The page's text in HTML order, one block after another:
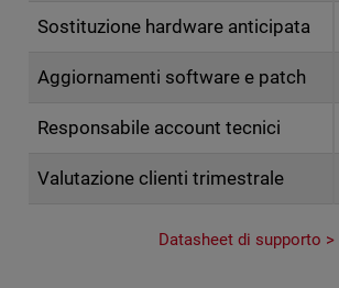
Sostituzione hardware anticipata
Aggiornamenti software e patch
Responsabile account tecnici
Valutazione clienti trimestrale
Datasheet di supporto >